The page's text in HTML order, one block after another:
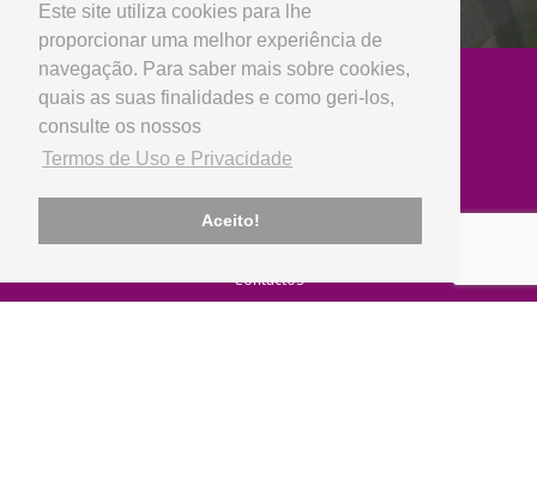
Este site utiliza cookies para lhe
proporcionar uma melhor experiência de
navegação. Para saber mais sobre cookies,
quais as suas finalidades e como geri-los,
consulte os nossos
Termos de Uso e Privacidade
Aceito!Empresa
Contactos